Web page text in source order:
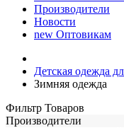
Производители
Новости
new Оптовикам
Детская одежда
Зимняя одежда
Фильтр Товаров
Производители